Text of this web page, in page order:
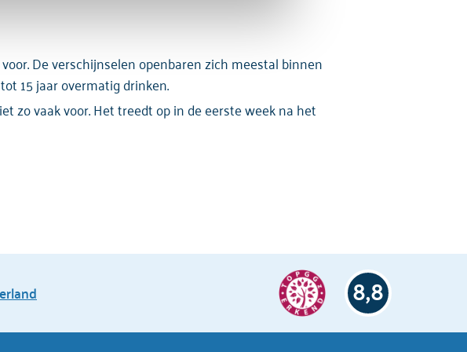
De verschijnselen openbaren zich meestal binnen
15 jaar overmatig drinken.
zo vaak voor. Het treedt op in de eerste week na het
8,8